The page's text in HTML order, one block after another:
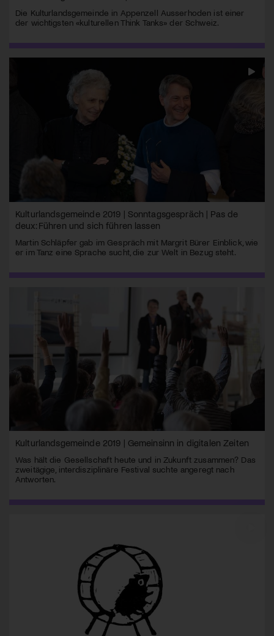
Die Kulturlandsgemeinde in Appenzell Ausserhoden ist einer
der wichtigsten «kulturellen Think Tanks» der Schweiz.
Kulturlandsgemeinde 2019 | Sonntagsgespräch | Pas de
deux: Führen und sich führen lassen
Martin Schläpfer gab im Gespräch mit Margrit Bürer Einblick, wie
er im Tanz eine Sprache sucht, die zur Welt in Bezug steht.
Kulturlandsgemeinde 2019 | Gemeinsinn in digitalen Zeiten
Was hält die Gesellschaft heute und in Zukunft zusammen? Das
zweitägige, interdisziplinäre Festival suchte angeregt nach
Antworten.